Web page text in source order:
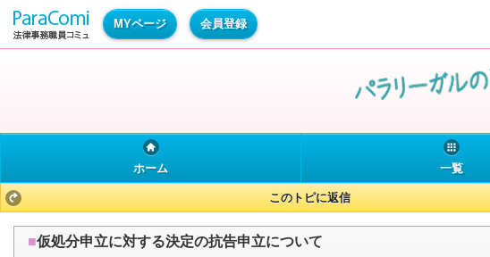
MYページ 会員登録
ホーム 一覧
このトピに返信
■仮処分申立に対する決定の抗告申立について